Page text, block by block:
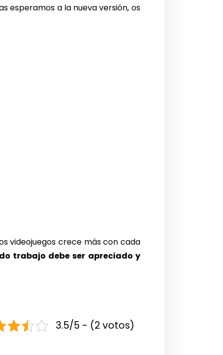
esperamos a la nueva versión, os
videojuegos crece más con cada
trabajo debe ser apreciado y
3.5/5 - (2 votos)